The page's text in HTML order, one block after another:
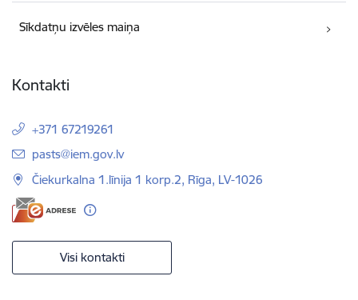
Sīkdatņu izvēles maiņa
Kontakti
+371 67219261
E-pasts:
pasts@iem.gov.lv
Čiekurkalna 1.līnija 1 korp.2, Rīga, LV-1026
Visi kontakti